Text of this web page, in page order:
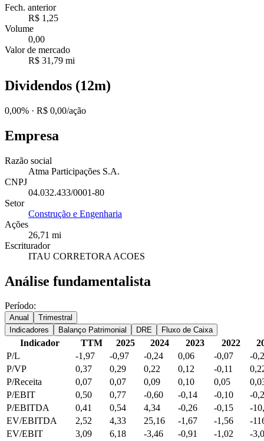
Fech. anterior
R$ 1,25
Volume
0,00
Valor de mercado
R$ 31,79 mi
Dividendos (12m)
0,00% · R$ 0,00/ação
Empresa
Razão social
Atma Participações S.A.
CNPJ
04.032.433/0001-80
Setor
Construção e Engenharia
Ações
26,71 mi
Escriturador
ITAU CORRETORA ACOES
Análise fundamentalista
Período:
Anual
Trimestral
Indicadores
Balanço Patrimonial DRE Fluxo de Caixa
Indicador TTM 2025 2024 2023 2022
P/L
-1,97 -0,97 -0,24 0,06 -0,07
-
P/VP
0,37 0,29 0,22 0,12 -0,11
P/Receita
0,07 0,07 0,09 0,10 0,05
P/EBIT
0,50 0,77 -0,60 -0,14 -0,10
-
P/EBITDA
0,41 0,54 4,34 -0,26 -0,15
-
EV/EBITDA
2,52 4,33 25,16 -1,67 -1,56
-
EV/EBIT
3,09 6,18 -3,46 -0,91 -1,02
-